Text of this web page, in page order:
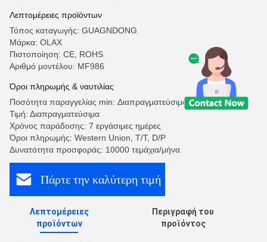
Λεπτομέρειες προϊόντων
Τόπος καταγωγής: GUAGNDONG
Μάρκα: OLAX
Πιστοποίηση: CE, ROHS
Αριθμό μοντέλου: MF986
Όροι πληρωμής & ναυτιλίας
Ποσότητα παραγγελίας min: Διαπραγματεύσιμα
Τιμή: Διαπραγματεύσιμα
Χρόνος παράδοσης: 7 εργάσιμες ημέρες
Όροι πληρωμής: Western Union, T/T, D/P
Δυνατότητα προσφοράς: 10000 τεμάχια/μήνα
Πάρτε την καλύτερη τιμή
Λεπτομέρειες
προϊόντων
Περιγραφή του
προϊόντος